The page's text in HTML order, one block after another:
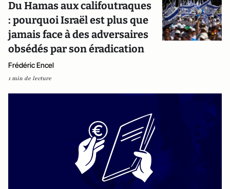
Du Hamas aux califoutraques
: pourquoi Israël est plus que
jamais face à des adversaires
obsédés par son éradication
Frédéric Encel
1 min de lecture